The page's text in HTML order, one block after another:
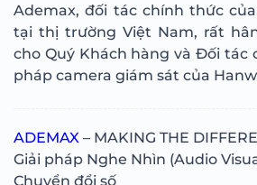
Ademax, đối tác chính thức
tại thị trường Việt Nam, rất
cho Quý Khách hàng và Đối tác
pháp camera giám sát của
ADEMAX – MAKING THE
Giải pháp Nghe Nhìn (Audio
Chuyển đổi số